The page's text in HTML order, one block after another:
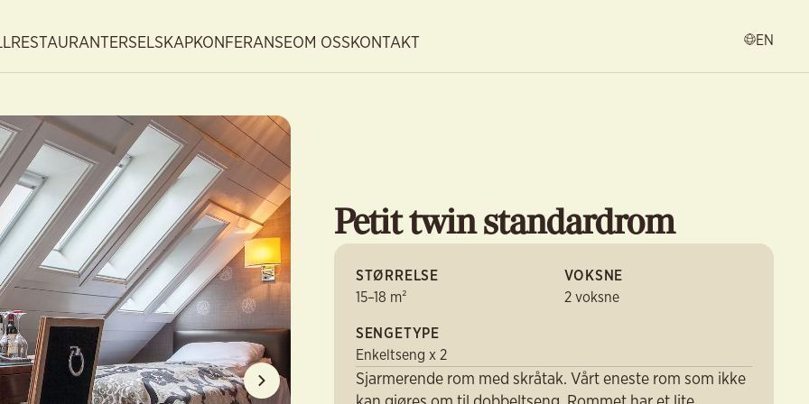
RESTAURANTERSELSKAPKONFERANSEOM OSSKONTAKT EN
Petit twin standardrom
STØRRELSE
15–18 m²
VOKSNE
2 voksne
SENGETYPE
Enkeltseng x 2
Sjarmerende rom med skråtak. Vårt eneste rom som ikke